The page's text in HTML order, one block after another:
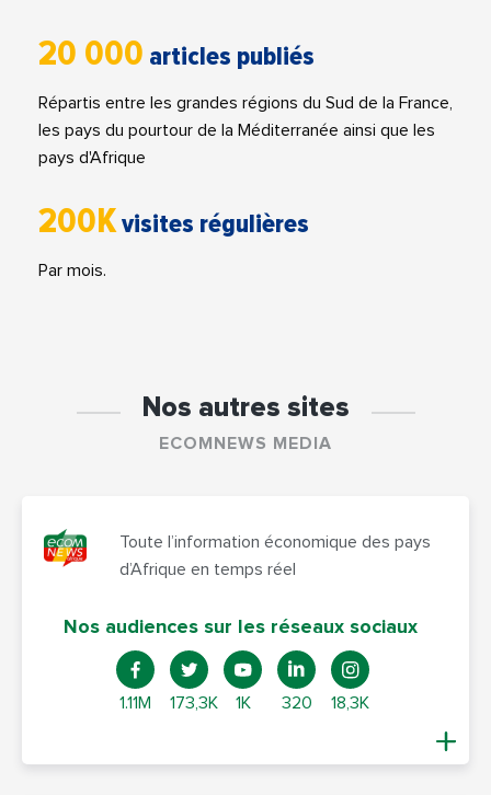
20 000 articles publiés
Répartis entre les grandes régions du Sud de la France,
les pays du pourtour de la Méditerranée ainsi que les
pays d'Afrique
200Kvisites régulières
Par mois.
Nos autres sites
ECOMNEWS MEDIA
Toute l’information économique des pays
d’Afrique en temps réel
Nos audiences sur les réseaux sociaux
1.11M 173,3K 1K 320 18,3K